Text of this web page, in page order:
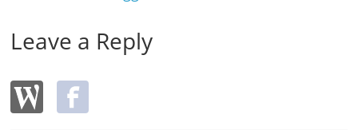
Leave a Reply